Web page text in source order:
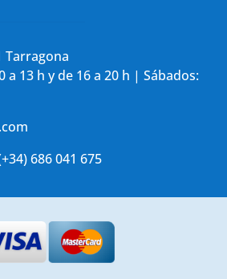
Tarragona
a 13 h y de 16 a 20 h | Sábados:
686 041 675